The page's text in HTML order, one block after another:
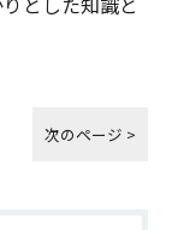
次のページ >